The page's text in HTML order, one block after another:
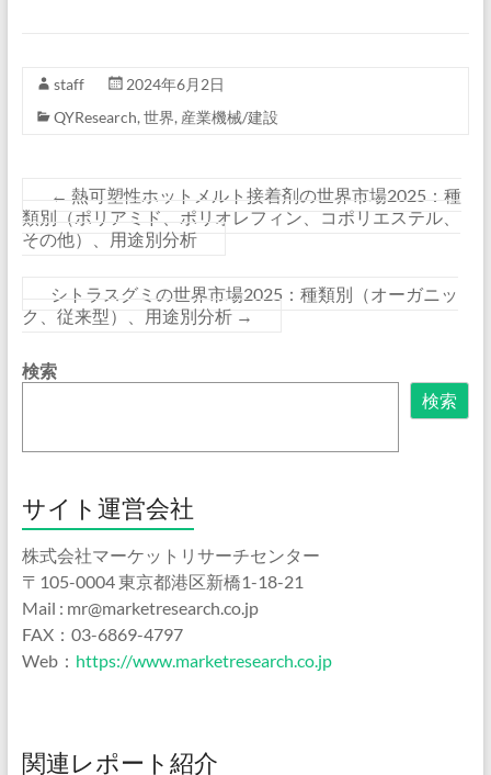
staff
2024年6月2日
QYResearch, 世界, 産業機械/建設
← 熱可塑性ホットメルト接着剤の世界市場2025：種
類別（ポリアミド、ポリオレフィン、コポリエステル、
その他）、用途別分析
シトラスグミの世界市場2025：種類別（オーガニッ
ク、従来型）、用途別分析 →
検索
検索
サイト運営会社
株式会社マーケットリサーチセンター
〒105-0004 東京都港区新橋1-18-21
Mail : mr@marketresearch.co.jp
FAX：03-6869-4797
Web： https://www.marketresearch.co.jp
関連レポート紹介